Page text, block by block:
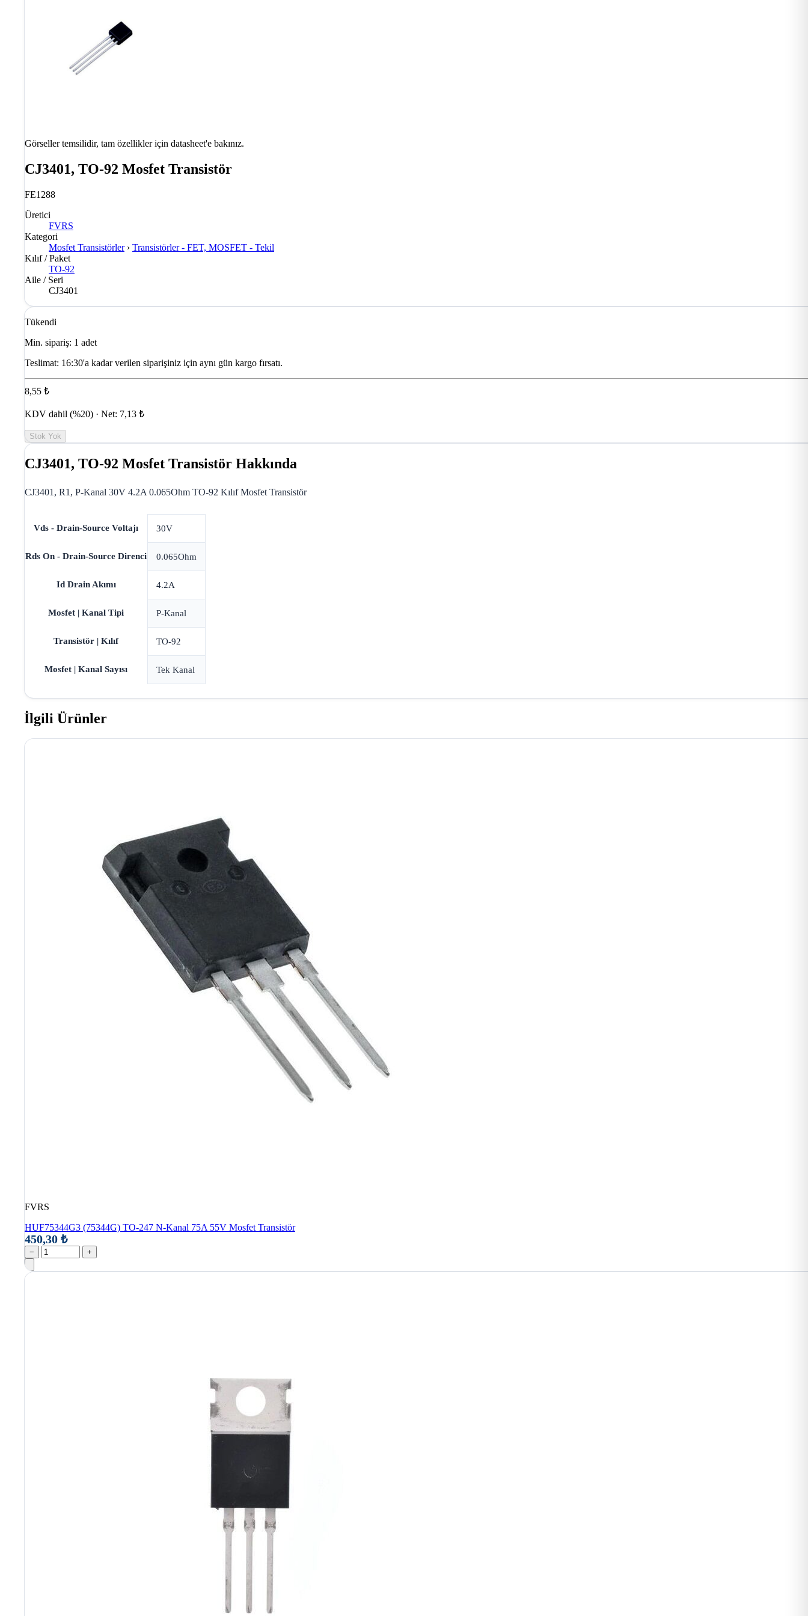
Görseller temsilidir, tam özellikler için datasheet'e bakınız.
CJ3401, TO-92 Mosfet Transistör
FE1288
Üretici
FVRS
Kategori
Mosfet Transistörler › Transistörler - FET, MOSFET - Tekil
Kılıf / Paket
TO-92
Aile / Seri
CJ3401
Tükendi
Min. sipariş: 1 adet
Teslimat: 16:30'a kadar verilen siparişiniz için aynı gün kargo fırsatı.
8,55 ₺
KDV dahil (%20) · Net: 7,13 ₺
Stok Yok
CJ3401, TO-92 Mosfet Transistör Hakkında
CJ3401, R1, P-Kanal 30V 4.2A 0.065Ohm TO-92 Kılıf Mosfet Transistör
Vds - Drain-Source Voltajı 30V
Rds On - Drain-Source Direnci 0.065Ohm
Id Drain Akımı 4.2A
Mosfet | Kanal Tipi P-Kanal
Transistör | Kılıf TO-92
Mosfet | Kanal Sayısı Tek Kanal
İlgili Ürünler
FVRS
HUF75344G3 (75344G) TO-247 N-Kanal 75A 55V Mosfet Transistör
450,30 ₺
− +